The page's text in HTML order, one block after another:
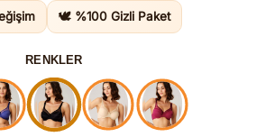
🕊️ %100 Gizli Paket
RENKLER